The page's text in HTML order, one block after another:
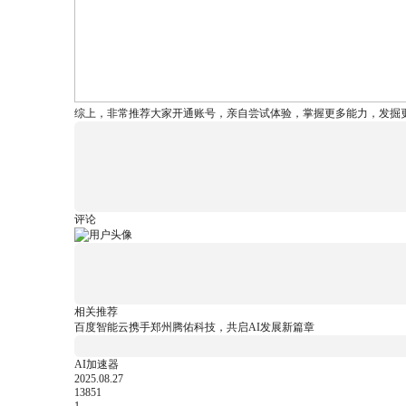
综上，非常推荐大家开通账号，亲自尝试体验，掌握更多能力，发掘
评论
相关推荐
百度智能云携手郑州腾佑科技，共启AI发展新篇章
AI加速器
2025.08.27
13851